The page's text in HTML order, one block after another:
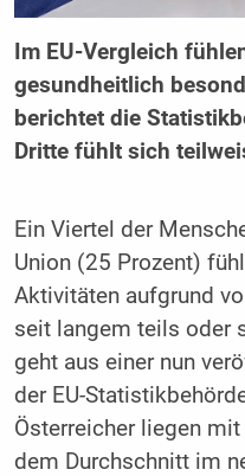
Im EU-Vergleich
gesundheitlich
berichtet die
Dritte fühlt sich
Ein Viertel der
Union (25 Prozent)
Aktivitäten aufgrund
seit langem teils oder
geht aus einer nun
der EU-
Österreicher liegen
dem Durchschnitt im